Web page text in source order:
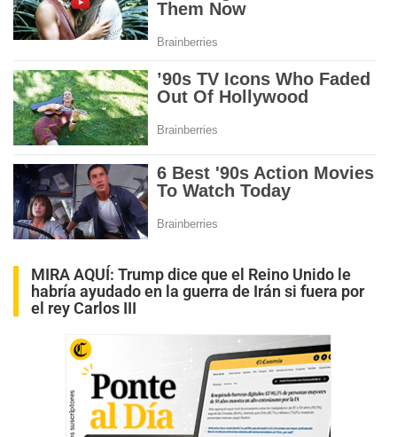
MIRA AQUÍ: Trump dice que el Reino Unido le
habría ayudado en la guerra de Irán si fuera por
el rey Carlos III